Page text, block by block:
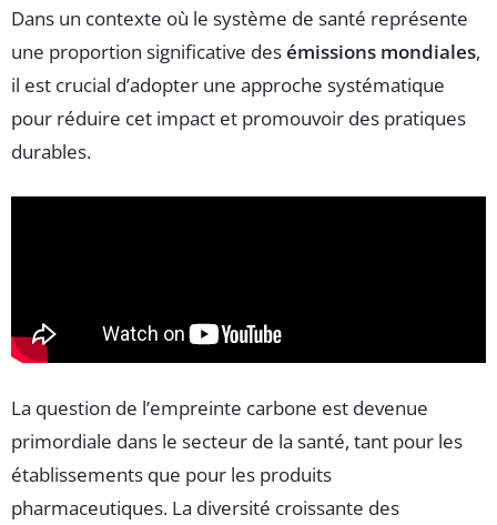
Dans un contexte où le système de santé représente
une proportion significative desémissions mondiales,
il est crucial d’adopter une approche systématique
pour réduire cet impact et promouvoir des pratiques
durables.
La question de l’empreinte carbone est devenue
primordiale dans le secteur de la santé, tant pour les
établissements que pour les produits
pharmaceutiques. La diversité croissante des